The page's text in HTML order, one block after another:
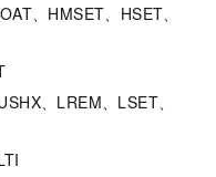
、HMSET、HSET、
、LREM、LSET、